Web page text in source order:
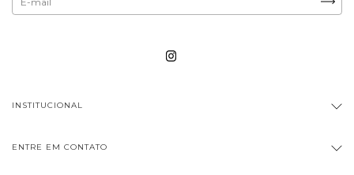
INSTITUCIONAL
ENTRE EM CONTATO